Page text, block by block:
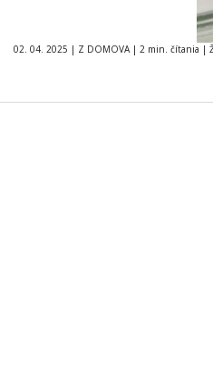
02. 04. 2025 | Z DOMOVA | 2 min. čítania |